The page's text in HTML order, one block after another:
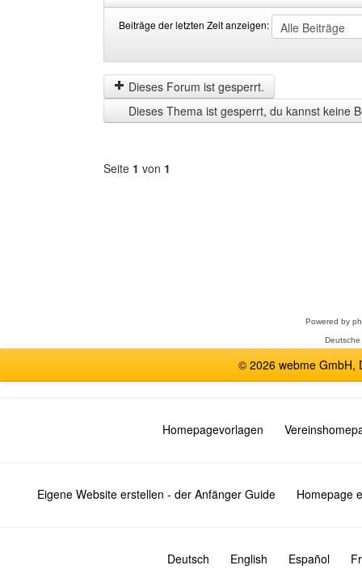
Beiträge der letzten Zeit anzeigen:
der
letzten
Zeit
anzeigen
by
Dieses Forum ist gesperrt.
Dieses Thema ist gesperrt, du kannst keine
Seite 1 von 1
Powered by
© 2026 webme GmbH,
Homepagevorlagen
Eigene Website erstellen - der Anfänger Guide Homepage
Deutsch English Español